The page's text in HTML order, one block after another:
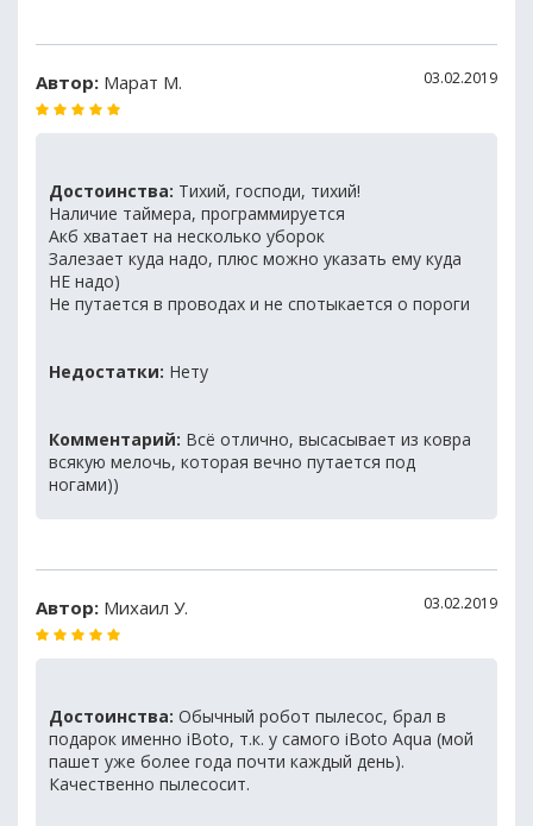
Автор: Марат М. 03.02.2019
Достоинства: Тихий, господи, тихий!
Наличие таймера, программируется
Акб хватает на несколько уборок
Залезает куда надо, плюс можно указать ему куда
НЕ надо)
Не путается в проводах и не спотыкается о пороги
Недостатки: Нету
Комментарий: Всё отлично, высасывает из ковра
всякую мелочь, которая вечно путается под
ногами))
Автор: Михаил У. 03.02.2019
Достоинства: Обычный робот пылесос, брал в
подарок именно iBoto, т.к. у самого iBoto Aqua (мой
пашет уже более года почти каждый день).
Качественно пылесосит.